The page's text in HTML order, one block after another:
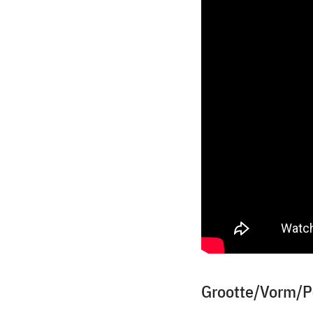
Grootte/Vorm/